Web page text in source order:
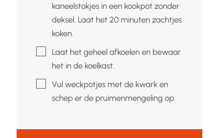
kaneelstokjes in een kookpot zonder
deksel. Laat het 20 minuten zachtjes
koken.
▢Laat het geheel afkoelen en bewaar
het in de koelkast.
▢Vul weckpotjes met de kwark en
schep er de pruimenmengeling op.